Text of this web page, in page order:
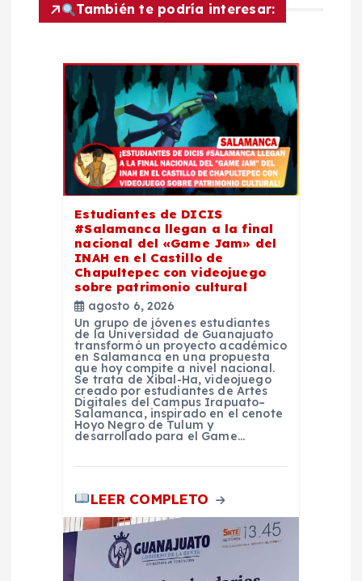
ó
También te podría interesar:
Estudiantes de DICIS
#Salamanca llegan a la final
nacional del «Game Jam» del
INAH en el Castillo de
Chapultepec con videojuego
sobre patrimonio cultural
agosto 6, 2026
Un grupo de jóvenes estudiantes
de la Universidad de Guanajuato
transformó un proyecto académico
en Salamanca en una propuesta
que hoy compite a nivel nacional.
Se trata de Xibal-Ha, videojuego
creado por estudiantes de Artes
Digitales del Campus Irapuato–
Salamanca, inspirado en el cenote
Hoyo Negro de Tulum y
desarrollado para el Game…
LEER COMPLETO